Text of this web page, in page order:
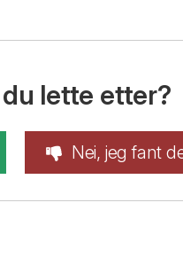
lette etter?
Nei, jeg fant